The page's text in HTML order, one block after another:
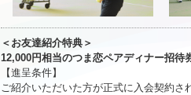
＜お友達紹介特典＞
12,000円相当のつま恋ペアディナー招待
【進呈条件】
ご紹介いただいた方が正式に入会契約さ